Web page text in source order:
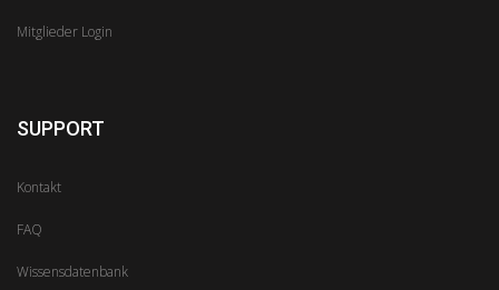
Mitglieder Login
SUPPORT
Kontakt
FAQ
Wissensdatenbank